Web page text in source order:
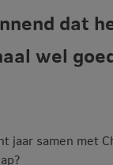
dat
wel
jaar samen met